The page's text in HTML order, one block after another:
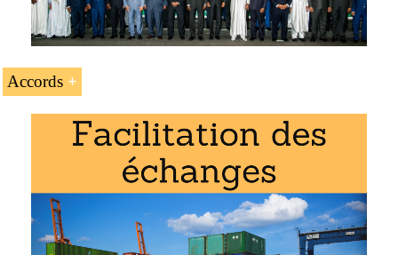
Accords
accès préférentiel des Comores
COMESA : leMarché commun de l’Afrique
australe et orientale (Comores)السوق المشتركة
لشرق وجنوب أفريقي
LaCommunauté de développement d’Afrique